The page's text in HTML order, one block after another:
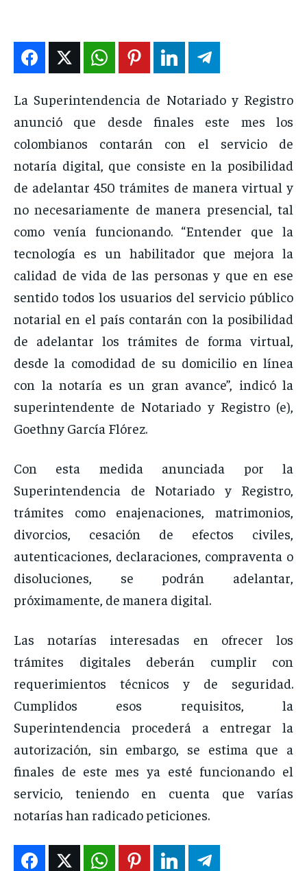
EN VIVO
NOSOTROS
INSTITUCIONAL
PUATE CON NOSOTROS
EN VIVO
NOSOTROS
INSTITUCIONAL
PUATE CON NOSOTROS
EN VIVO
NOSOTROS
INSTITUCIONAL
PUATE CON NOSOTROS
EN VIVO
NOSOTROS
INSTITUCIONAL
PUATE CON NOSOTROS
La Superintendencia de Notariado y Registro
anunció que desde finales este mes los
colombianos contarán con el servicio de
notaría digital, que consiste en la posibilidad
de adelantar 450 trámites de manera virtual y
no necesariamente de manera presencial, tal
como venía funcionando. “Entender que la
tecnología es un habilitador que mejora la
calidad de vida de las personas y que en ese
sentido todos los usuarios del servicio público
notarial en el país contarán con la posibilidad
de adelantar los trámites de forma virtual,
desde la comodidad de su domicilio en línea
con la notaría es un gran avance”, indicó la
superintendente de Notariado y Registro (e),
Goethny García Flórez.
Con esta medida anunciada por la
Superintendencia de Notariado y Registro,
trámites como enajenaciones, matrimonios,
divorcios, cesación de efectos civiles,
autenticaciones, declaraciones, compraventa o
disoluciones, se podrán adelantar,
próximamente, de manera digital.
Las notarías interesadas en ofrecer los
trámites digitales deberán cumplir con
requerimientos técnicos y de seguridad.
Cumplidos esos requisitos, la
Superintendencia procederá a entregar la
autorización, sin embargo, se estima que a
finales de este mes ya esté funcionando el
servicio, teniendo en cuenta que varías
notarías han radicado peticiones.